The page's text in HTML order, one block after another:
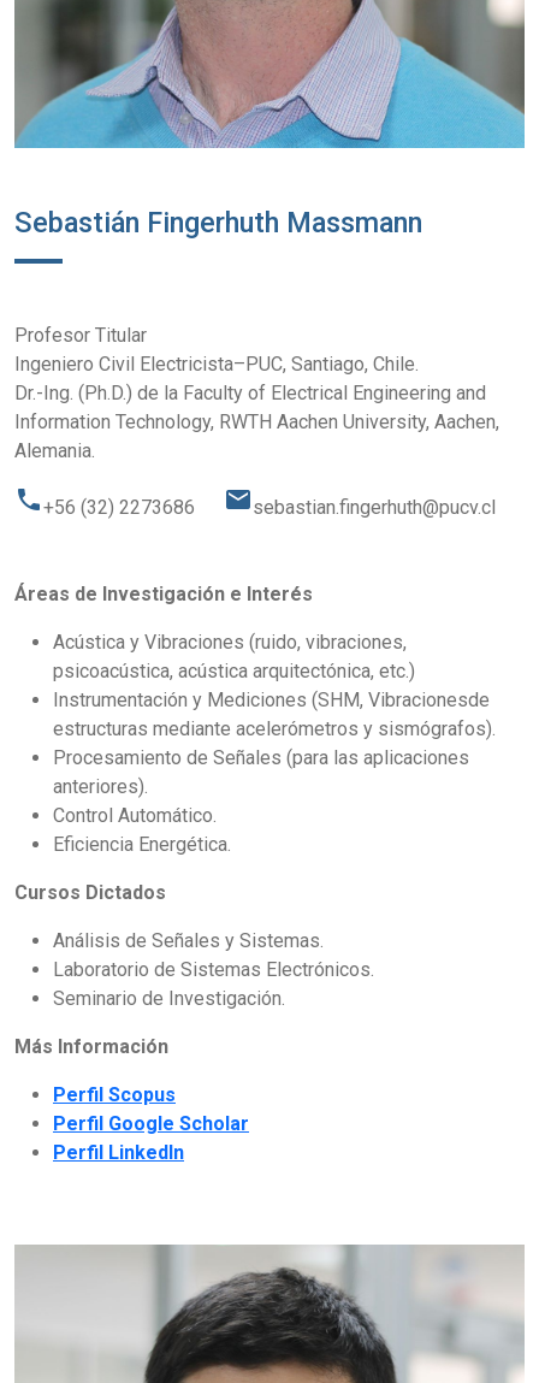
Sebastián Fingerhuth Massmann
Profesor Titular
Ingeniero Civil Electricista–PUC, Santiago, Chile.
Dr.-Ing. (Ph.D.) de la Faculty of Electrical Engineering and
Information Technology, RWTH Aachen University, Aachen,
Alemania.
phone+56 (32) 2273686 emailsebastian.fingerhuth@pucv.cl
Áreas de Investigación e Interés
Acústica y Vibraciones (ruido, vibraciones,
psicoacústica, acústica arquitectónica, etc.)
Instrumentación y Mediciones (SHM, Vibracionesde
estructuras mediante acelerómetros y sismógrafos).
Procesamiento de Señales (para las aplicaciones
anteriores).
Control Automático.
Eficiencia Energética.
Cursos Dictados
Análisis de Señales y Sistemas.
Laboratorio de Sistemas Electrónicos.
Seminario de Investigación.
Más Información
Perfil Scopus
Perfil Google Scholar
Perfil LinkedIn